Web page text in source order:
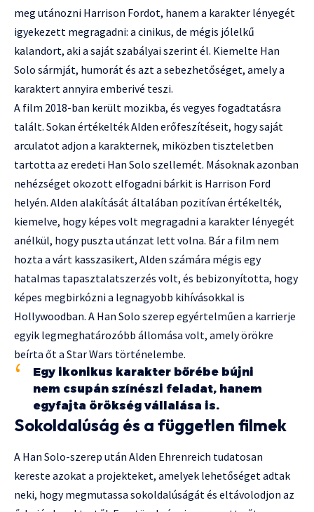
meg utánozni Harrison Fordot, hanem a karakter lényegét
igyekezett megragadni: a cinikus, de mégis jólelkű
kalandort, aki a saját szabályai szerint él. Kiemelte Han
Solo sármját, humorát és azt a sebezhetőséget, amely a
karaktert annyira emberivé teszi.
A film 2018-ban került mozikba, és vegyes fogadtatásra
talált. Sokan értékelték Alden erőfeszítéseit, hogy saját
arculatot adjon a karakternek, miközben tiszteletben
tartotta az eredeti Han Solo szellemét. Másoknak azonban
nehézséget okozott elfogadni bárkit is Harrison Ford
helyén. Alden alakítását általában pozitívan értékelték,
kiemelve, hogy képes volt megragadni a karakter lényegét
anélkül, hogy puszta utánzat lett volna. Bár a film nem
hozta a várt kasszasikert, Alden számára mégis egy
hatalmas tapasztalatszerzés volt, és bebizonyította, hogy
képes megbirkózni a legnagyobb kihívásokkal is
Hollywoodban. A Han Solo szerep egyértelműen a karrierje
egyik legmeghatározóbb állomása volt, amely örökre
beírta őt a Star Wars történelembe.
Egy ikonikus karakter bőrébe bújni
nem csupán színészi feladat, hanem
egyfajta örökség vállalása is.
Sokoldalúság és a független filmek
A Han Solo-szerep után Alden Ehrenreich tudatosan
kereste azokat a projekteket, amelyek lehetőséget adtak
neki, hogy megmutassa sokoldalúságát és eltávolodjon az